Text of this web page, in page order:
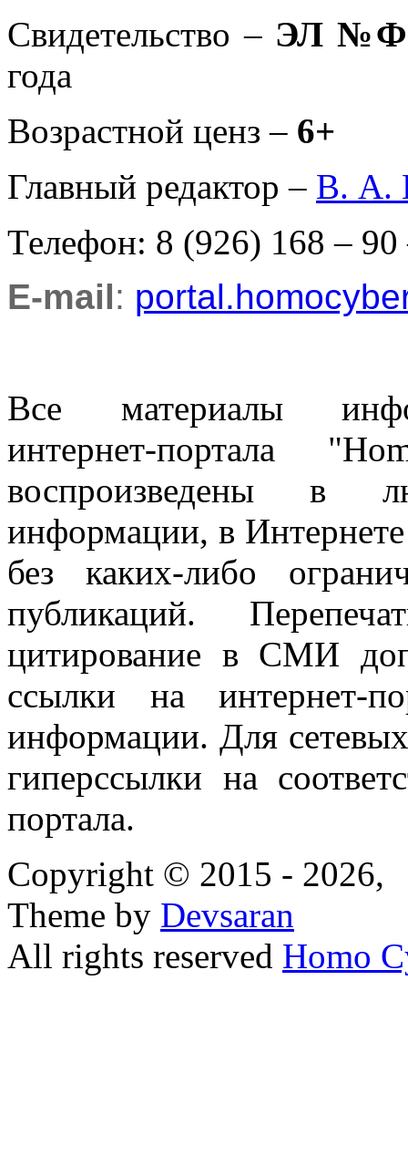
Свидетельство – ЭЛ
года
Возрастной ценз – 6+
Главный редактор – В. А.
Телефон: 8 (926) 168 – 90
E-mail:
Все материалы
интернет-портала
воспроизведены в
информации, в
без каких-либо
публикаций.
цитирование в СМИ
ссылки на интернет-
информации. Для
гиперссылки на
портала.
Copyright © 2015 - 2026,
Theme by Devsaran
All rights reserved Homo